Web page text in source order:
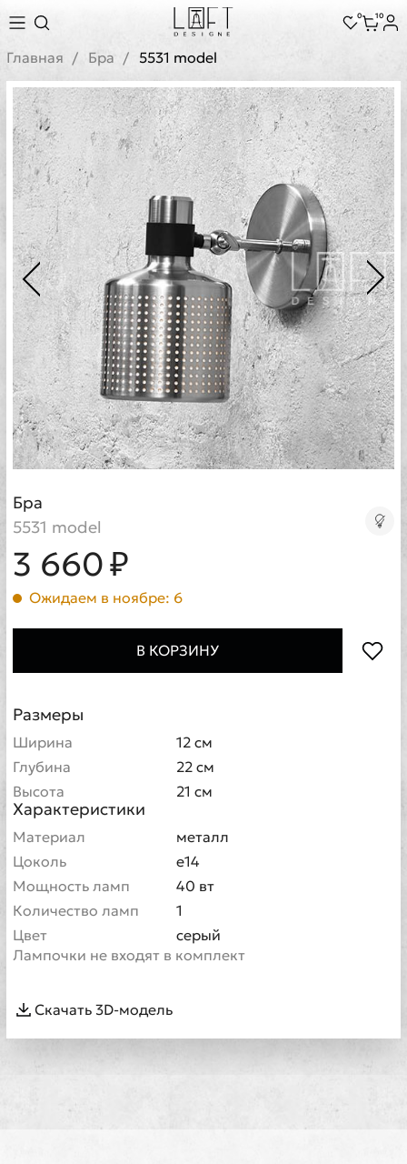
0 10
Главная Бра 5531 model
Бра
5531 model
3 660 ₽
Ожидаем в ноябре: 6
В КОРЗИНУ
Размеры
Ширина
12 см
Глубина
22 см
Высота
21 см
Характеристики
Материал
металл
Цоколь
е14
Мощность ламп
40 вт
Количество ламп
1
Цвет
серый
Лампочки не входят в комплект
Скачать 3D-модель